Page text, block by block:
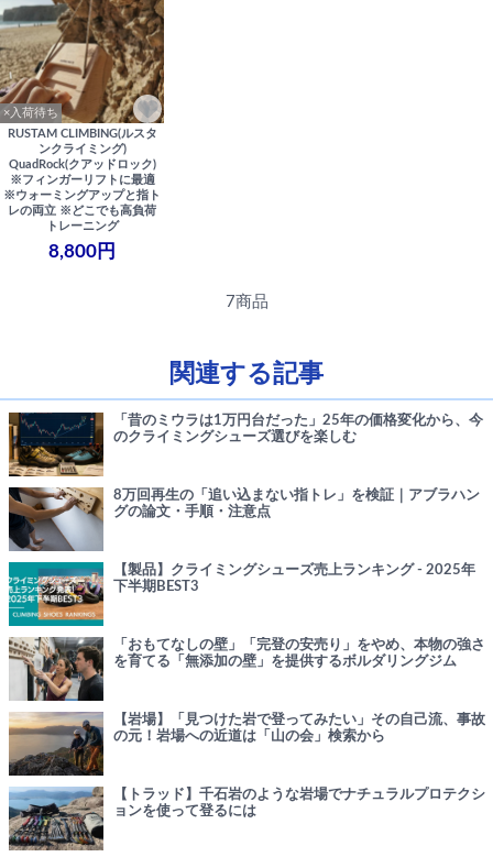
×入荷待ち
RUSTAM CLIMBING(ルスタ
ンクライミング)
QuadRock(クアッドロック)
※フィンガーリフトに最適
※ウォーミングアップと指ト
レの両立 ※どこでも高負荷
トレーニング
8,800円
7商品
関連する記事
「昔のミウラは1万円台だった」25年の価格変化から、今
のクライミングシューズ選びを楽しむ
8万回再生の「追い込まない指トレ」を検証｜アブラハン
グの論文・手順・注意点
【製品】クライミングシューズ売上ランキング - 2025年
下半期BEST3
「おもてなしの壁」「完登の安売り」をやめ、本物の強さ
を育てる「無添加の壁」を提供するボルダリングジム
【岩場】「見つけた岩で登ってみたい」その自己流、事故
の元！岩場への近道は「山の会」検索から
【トラッド】千石岩のような岩場でナチュラルプロテクシ
ョンを使って登るには